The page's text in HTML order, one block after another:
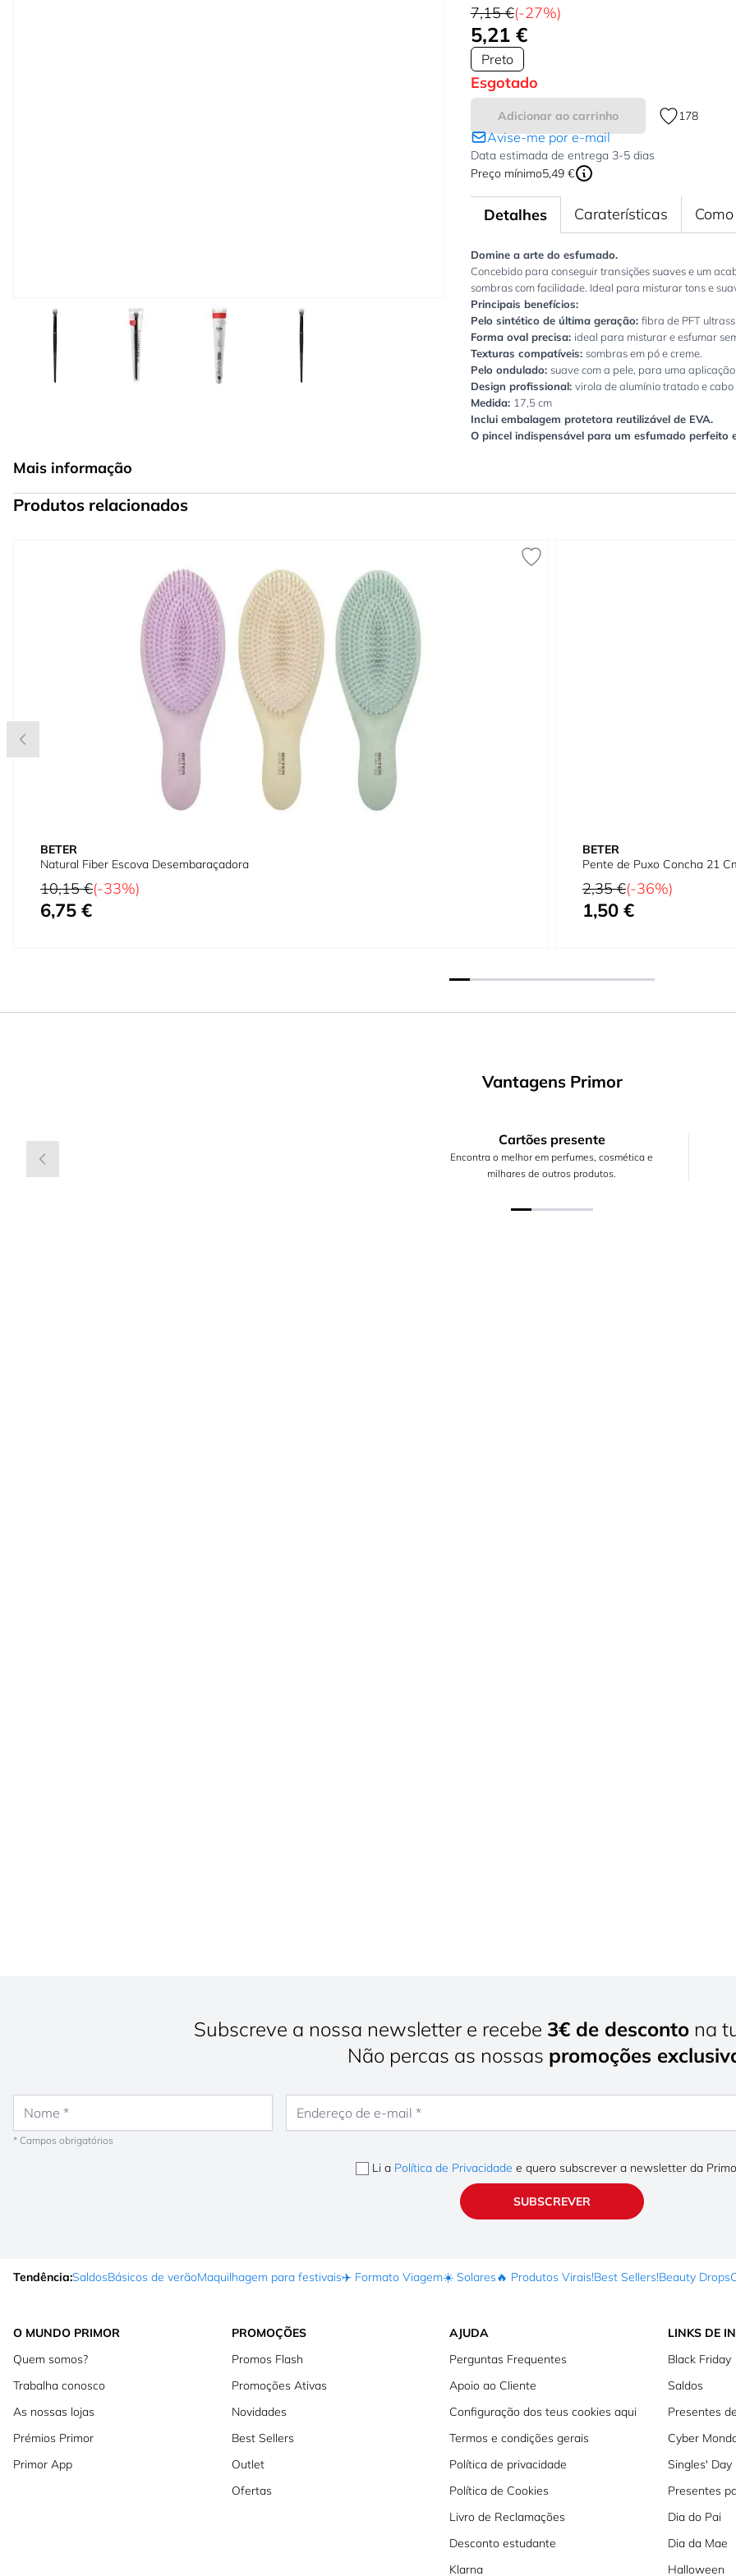
View larger imageView larger imageView larger imageView larger image
7,15 €(-27%)
5,21 €
Preto
Esgotado
Adicionar ao carrinho 178
Avise-me por e-mail
Data estimada de entrega 3-5 dias
Preço mínimo5,49 €
Detalhes
Domine a arte do esfumado.
Concebido para conseguir transições suaves e um
sombras com facilidade. Ideal para misturar tons e
Principais benefícios:
Pelo sintético de última geração: fibra de PFT
Forma oval precisa: ideal para misturar e esfumar
Texturas compatíveis: sombras em pó e creme.
Pelo ondulado: suave com a pele, para uma
Design profissional: virola de alumínio tratado e
Medida: 17,5 cm
Inclui embalagem protetora reutilizável de EVA.
O pincel indispensável para um esfumado perfeito
Caraterísticas
Mais informação
Produtos relacionados
BETER
Natural Fiber Escova Desembaraçadora
Preço Normal
10,15 €(-33%)
Preço Especial
6,75 €
BETER
Pente de Puxo Concha 21
Preço Normal
2,35 €(-36%)
Preço Especial
1,50 €
Vantagens Primor
Cartões presente
Encontra o melhor em perfumes, cosmética e
milhares de outros produtos.
Subscreve a nossa newsletter e recebe 3€ de desconto na
Não percas as nossas promoções
* Campos obrigatórios
Li a Política de Privacidade e quero subscrever a newsletter da
SUBSCREVER
Tendência:SaldosBásicos de verãoMaquilhagem para festivais✈️ Formato Viagem☀️ Solares🔥 Produtos Virais!Best Sellers!Beauty Drops
O MUNDO PRIMOR
Quem somos?
Trabalha conosco
As nossas lojas
Prémios Primor
Primor App
PROMOÇÕES
Promos Flash
Promoções Ativas
Novidades
Best Sellers
Outlet
Ofertas
AJUDA
Perguntas Frequentes
Apoio ao Cliente
Configuração dos teus cookies aqui
Termos e condições gerais
Política de privacidade
Política de Cookies
Livro de Reclamações
Desconto estudante
Klarna
LINKS DE
Black Friday
Saldos
Presentes
Cyber
Singles' Day
Presentes
Dia do Pai
Dia da Mae
Halloween